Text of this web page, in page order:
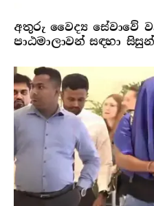
අතුරු වෛද්‍ය සේවාවේ
පාඨමාලාවන් සඳහා